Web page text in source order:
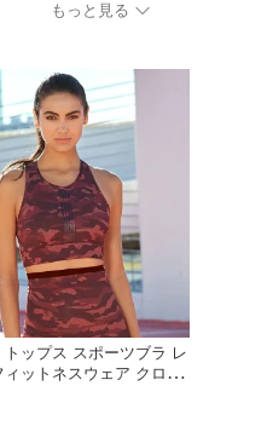
もっと見る
トップス スポーツブラ レ
ィットネスウェア クロッ
レス パット無 ランニン
スポブラ ズンバウェア